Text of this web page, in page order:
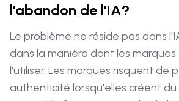
l'abandon de l'IA?
Le problème ne réside pas dans
dans la manière dont les marques
l'utiliser. Les marques risquent de
authenticité lorsqu'elles créent